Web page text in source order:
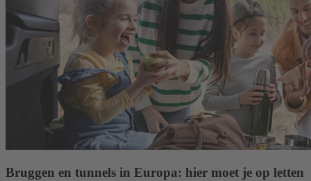
Bruggen en tunnels in Europa: hier moet je op letten